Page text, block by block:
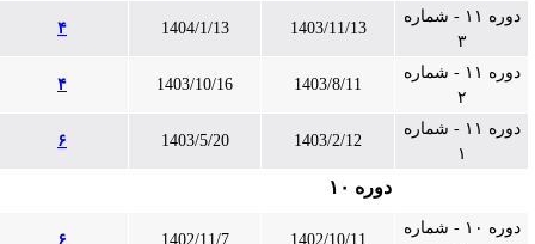
دوره ۱۱ - شماره
1403/11/13
1404/1/13
دوره ۱۱ - شماره
1403/8/11
1403/10/16
دوره ۱۱ - شماره
1403/2/12
1403/5/20
دوره ۱۰
دوره ۱۰ - شماره
1402/10/11
1402/11/7